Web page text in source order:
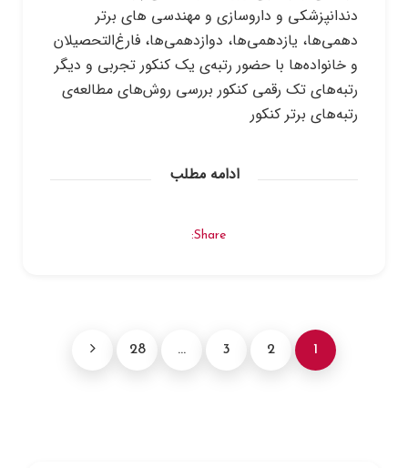
دندانپزشکی و داروسازی و مهندسی های برتر
دهمی‌ها، یازدهمی‌ها، دوازدهمی‌ها، فارغ‌التحصیلان
و خانواده‌ها با حضور رتبه‌ی یک کنکور تجربی و دیگر
رتبه‌های تک رقمی کنکور بررسی روش‌های مطالعه‌ی
رتبه‌های برتر کنکور
ادامه مطلب
Share:
1
2
3
…
28